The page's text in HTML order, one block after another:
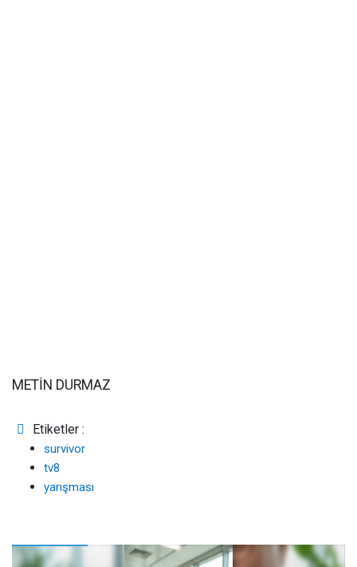
METİN DURMAZ
Etiketler :
survivor
tv8
yarışması